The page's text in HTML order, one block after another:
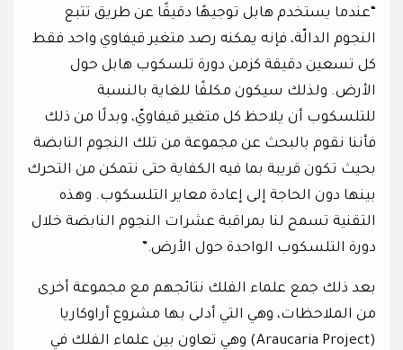
“عندما يستخدم هابل توجيهًا دقيقًا عن طريق تتبع
النجوم الدالّة، فإنه يمكنه رصد متغير قيفاوي واحد فقط
كل تسعين دقيقة كزمن دورة تلسكوب هابل حول
الأرض. ولذلك سيكون مكلفًا للغاية بالنسبة
للتلسكوب أن يلاحظ كل متغير قيفاويّ، وبدلًا من ذلك
فأننا نقوم بالبحث عن مجموعة من تلك النجوم النابضة
بحيث تكون قريبة بما فيه الكفاية حتى نتمكن من التحرك
بينها دون الحاجة إلى إعادة معاير التلسكوب. وهذه
التقنية تسمح لنا بمراقبة عشرات النجوم النابضة خلال
دورة التلسكوب الواحدة حول الأرض.”
بعد ذلك جمع علماء الفلك نتائجهم مع مجموعة أخرى
من الملاحظات، وهي التي أدلى بها مشروع أراوكاريا
(Araucaria Project) وهي تعاون بين علماء الفلك في